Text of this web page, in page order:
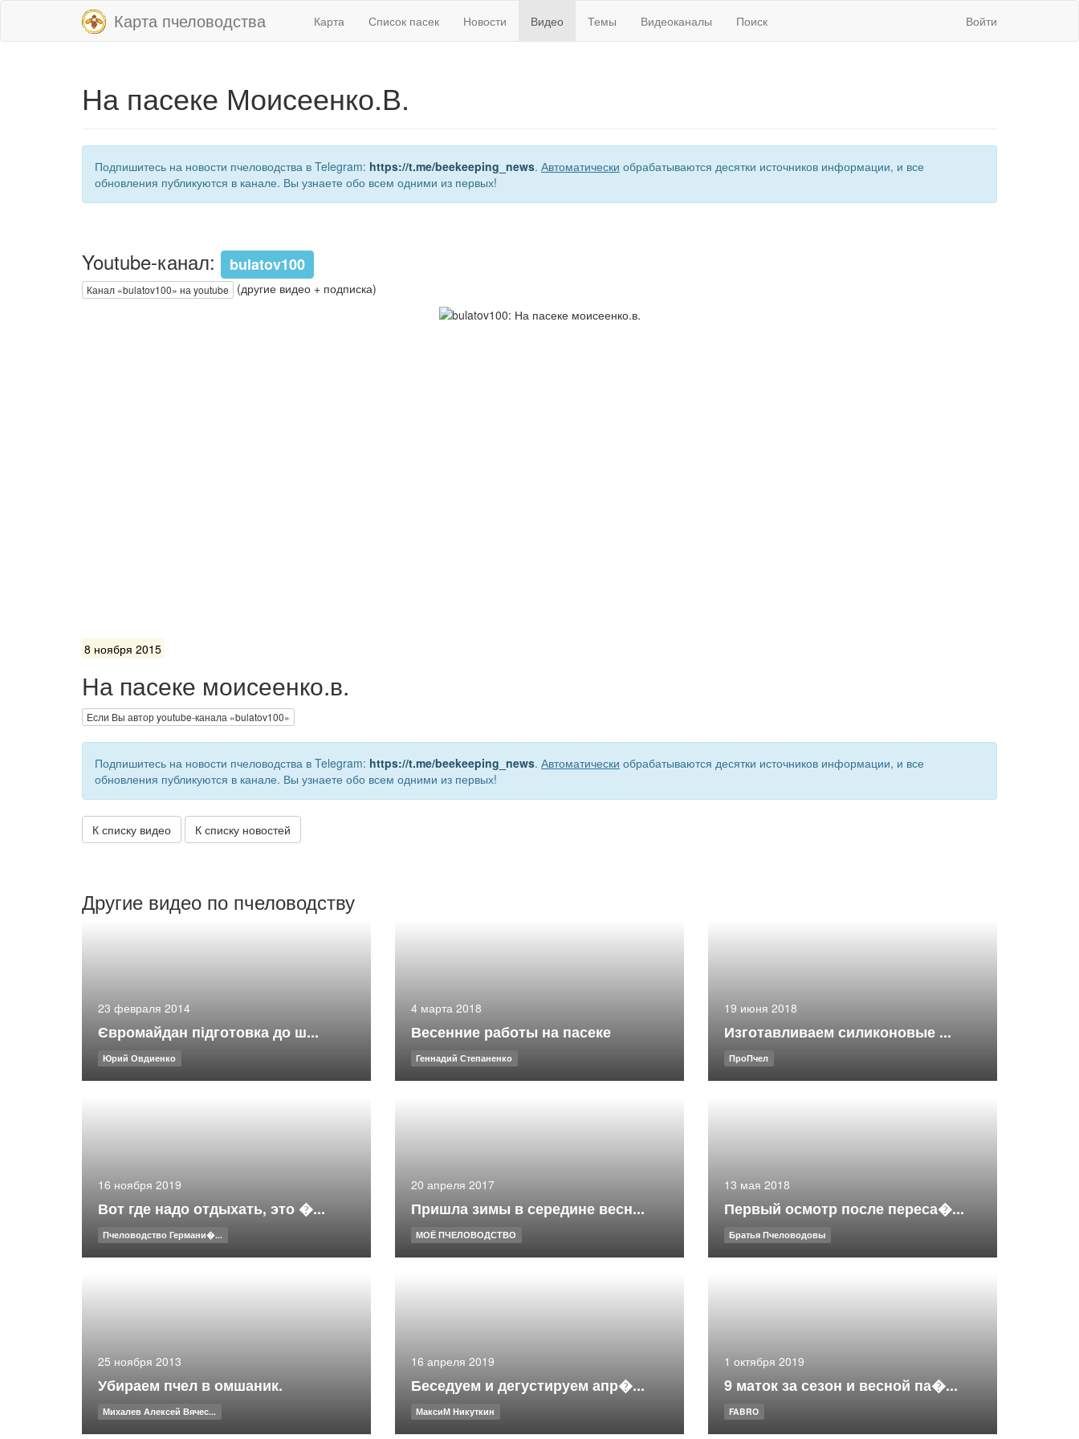
Карта пчеловодства Карта Список пасек Новости Видео Темы Видеоканалы Поиск Войти
На пасеке Моисеенко.В.
Подпишитесь на новости пчеловодства в Telegram: https://t.me/beekeeping_news. Автоматически обрабатываются десятки источников информации, и все
обновления публикуются в канале. Вы узнаете обо всем одними из первых!
Youtube-канал: bulatov100
Канал «bulatov100» на youtube (другие видео + подписка)
8 ноября 2015
На пасеке моисеенко.в.
Если Вы автор youtube-канала «bulatov100»
Подпишитесь на новости пчеловодства в Telegram: https://t.me/beekeeping_news. Автоматически обрабатываются десятки источников информации, и все
обновления публикуются в канале. Вы узнаете обо всем одними из первых!
К списку видео К списку новостей
Другие видео по пчеловодству
23 февраля 2014
Євромайдан підготовка до ш...
Юрий Овдиенко
4 марта 2018
Весенние работы на пасеке
Геннадий Степаненко
19 июня 2018
Изготавливаем силиконовые ...
ПроПчел
16 ноября 2019
Вот где надо отдыхать, это �...
Пчеловодство Германи�...
20 апреля 2017
Пришла зимы в середине весн...
МОЁ ПЧЕЛОВОДСТВО
13 мая 2018
Первый осмотр после переса�...
Братья Пчеловодовы
25 ноября 2013
Убираем пчел в омшаник.
Михалев Алексей Вячес...
16 апреля 2019
Беседуем и дегустируем апр�...
МаксиМ Никуткин
1 октября 2019
9 маток за сезон и весной па�...
FABRO